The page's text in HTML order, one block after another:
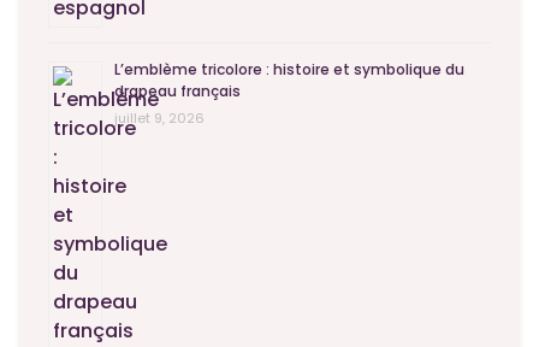
L’emblème tricolore : histoire et symbolique du
drapeau français
juillet 9, 2026